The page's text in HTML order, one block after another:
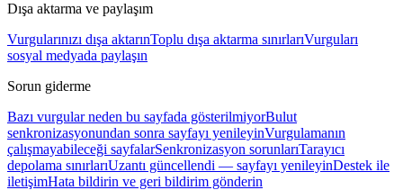
Dışa aktarma ve paylaşım
Vurgularınızı dışa aktarınToplu dışa aktarma sınırlarıVurguları
sosyal medyada paylaşın
Sorun giderme
Bazı vurgular neden bu sayfada gösterilmiyorBulut
senkronizasyonundan sonra sayfayı yenileyinVurgulamanın
çalışmayabileceği sayfalarSenkronizasyon sorunlarıTarayıcı
depolama sınırlarıUzantı güncellendi — sayfayı yenileyinDestek ile
iletişimHata bildirin ve geri bildirim gönderin